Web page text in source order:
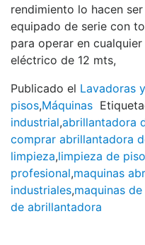
rendimiento lo hacen
equipado de serie con
para operar en
eléctrico de 12 mts,
Publicado el Lavadoras
pisos,Máquinas
industrial,abrillantadora
comprar abrillantadora
limpieza,limpieza de
profesional,maquinas
industriales,maquinas
de abrillantadora